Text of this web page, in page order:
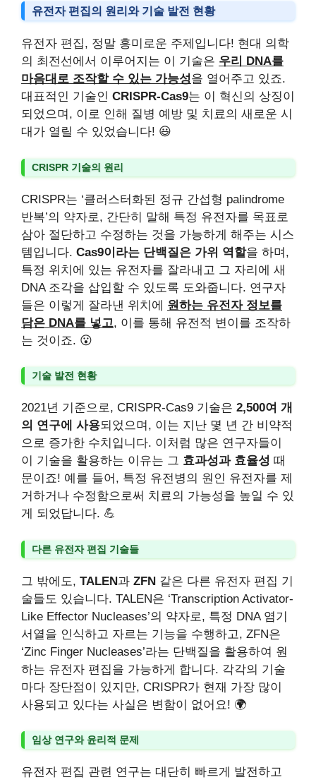
유전자 편집의 원리와 기술 발전 현황
유전자 편집, 정말 흥미로운 주제입니다! 현대 의학
의 최전선에서 이루어지는 이 기술은 우리 DNA를
마음대로 조작할 수 있는 가능성을 열어주고 있죠.
대표적인 기술인 CRISPR-Cas9는 이 혁신의 상징이
되었으며, 이로 인해 질병 예방 및 치료의 새로운 시
대가 열릴 수 있었습니다! 😃
CRISPR 기술의 원리
CRISPR는 ‘클러스터화된 정규 간섭형 palindrome
반복’의 약자로, 간단히 말해 특정 유전자를 목표로
삼아 절단하고 수정하는 것을 가능하게 해주는 시스
템입니다. Cas9이라는 단백질은 가위 역할을 하며,
특정 위치에 있는 유전자를 잘라내고 그 자리에 새
DNA 조각을 삽입할 수 있도록 도와줍니다. 연구자
들은 이렇게 잘라낸 위치에 원하는 유전자 정보를
담은 DNA를 넣고, 이를 통해 유전적 변이를 조작하
는 것이죠. 😮
기술 발전 현황
2021년 기준으로, CRISPR-Cas9 기술은 2,500여 개
의 연구에 사용되었으며, 이는 지난 몇 년 간 비약적
으로 증가한 수치입니다. 이처럼 많은 연구자들이
이 기술을 활용하는 이유는 그 효과성과 효율성 때
문이죠! 예를 들어, 특정 유전병의 원인 유전자를 제
거하거나 수정함으로써 치료의 가능성을 높일 수 있
게 되었답니다. 💪
다른 유전자 편집 기술들
그 밖에도, TALEN과 ZFN 같은 다른 유전자 편집 기
술들도 있습니다. TALEN은 ‘Transcription Activator-
Like Effector Nucleases’의 약자로, 특정 DNA 염기
서열을 인식하고 자르는 기능을 수행하고, ZFN은
‘Zinc Finger Nucleases’라는 단백질을 활용하여 원
하는 유전자 편집을 가능하게 합니다. 각각의 기술
마다 장단점이 있지만, CRISPR가 현재 가장 많이
사용되고 있다는 사실은 변함이 없어요! 🌍
임상 연구와 윤리적 문제
유전자 편집 관련 연구는 대단히 빠르게 발전하고